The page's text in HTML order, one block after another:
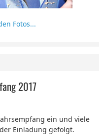
Fotos...
2017
ein und viele
Einladung gefolgt.